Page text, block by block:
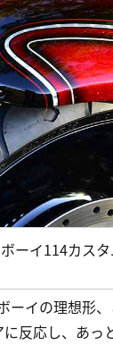
ーイ114カス
ーイの理想形
に反応し、あ